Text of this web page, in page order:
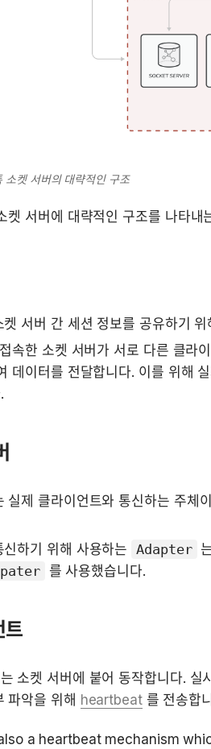
소켓 서버의 대략적인 구조
켓 서버에 대략적인 구조를 나타내
켓 서버 간 세션 정보를 공유하기 위
속한 소켓 서버가 서로 다른 클라
데이터를 전달합니다. 이를 위해
실제 클라이언트와 통신하는 주체
하기 위해 사용하는 Adapter
를 사용했습니다.
트
소켓 서버에 붙어 동작합니다. 실
파악을 위해 heartbeat 를 전송합
a heartbeat mechanism